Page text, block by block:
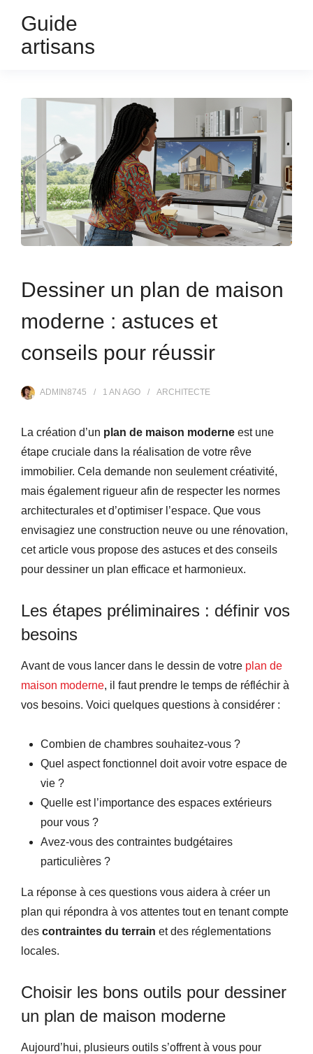
Guide
artisans
Dessiner un plan de maison
moderne : astuces et
conseils pour réussir
ADMIN8745 1 AN AGO ARCHITECTE
La création d’un plan de maison moderne est une
étape cruciale dans la réalisation de votre rêve
immobilier. Cela demande non seulement créativité,
mais également rigueur afin de respecter les normes
architecturales et d’optimiser l’espace. Que vous
envisagiez une construction neuve ou une rénovation,
cet article vous propose des astuces et des conseils
pour dessiner un plan efficace et harmonieux.
Les étapes préliminaires : définir vos
besoins
Avant de vous lancer dans le dessin de votre plan de
maison moderne, il faut prendre le temps de réfléchir à
vos besoins. Voici quelques questions à considérer :
Combien de chambres souhaitez-vous ?
Quel aspect fonctionnel doit avoir votre espace de
vie ?
Quelle est l’importance des espaces extérieurs
pour vous ?
Avez-vous des contraintes budgétaires
particulières ?
La réponse à ces questions vous aidera à créer un
plan qui répondra à vos attentes tout en tenant compte
des contraintes du terrain et des réglementations
locales.
Choisir les bons outils pour dessiner
un plan de maison moderne
Aujourd’hui, plusieurs outils s’offrent à vous pour